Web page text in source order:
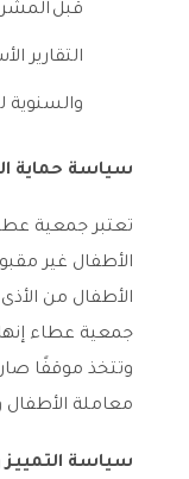
قبل
التقارير
والسنوية
سياسة حماية
تعتبر جمعية
الأطفال غير
الأطفال من
جمعية عطاء
وتتخذ موقفًا
معاملة الأطفال
سياسة التمييز